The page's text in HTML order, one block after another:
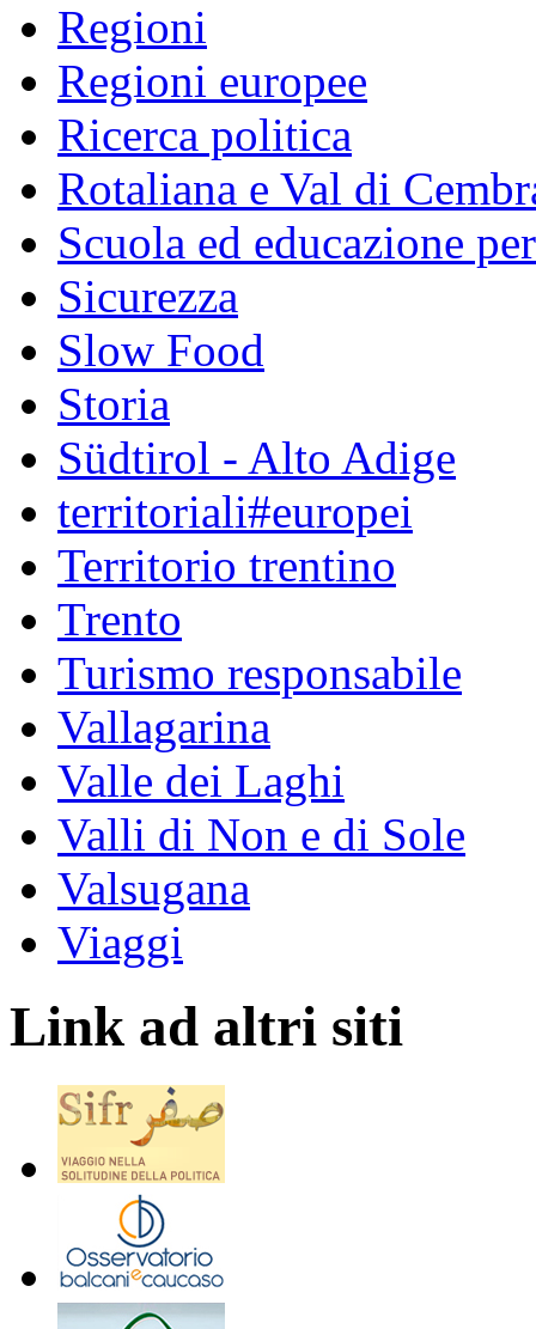
Regioni
Regioni europee
Ricerca politica
Rotaliana e Val di
Scuola ed educazione
Sicurezza
Slow Food
Storia
Südtirol - Alto Adige
territoriali#europei
Territorio trentino
Trento
Turismo responsabile
Vallagarina
Valle dei Laghi
Valli di Non e di Sole
Valsugana
Viaggi
Link ad altri siti